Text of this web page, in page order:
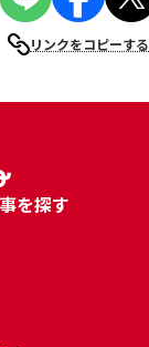
リンクをコピーする
を探す